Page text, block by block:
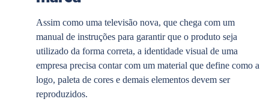
Assim como uma televisão nova, que chega com um
manual de instruções para garantir que o produto seja
utilizado da forma correta, a identidade visual de uma
empresa precisa contar com um material que define como a
logo, paleta de cores e demais elementos devem ser
reproduzidos.